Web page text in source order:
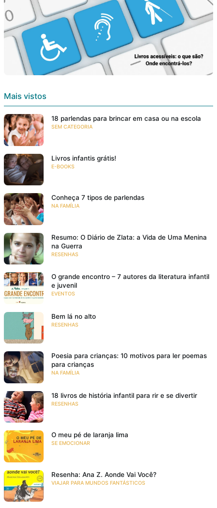
Mais vistos
18 parlendas para brincar em casa ou na escola
SEM CATEGORIA
Livros infantis grátis!
E-BOOKS
Conheça 7 tipos de parlendas
NA FAMÍLIA
Resumo: O Diário de Zlata: a Vida de Uma Menina
na Guerra
RESENHAS
O grande encontro – 7 autores da literatura infantil
e juvenil
EVENTOS
Bem lá no alto
RESENHAS
Poesia para crianças: 10 motivos para ler poemas
para crianças
NA FAMÍLIA
18 livros de história infantil para rir e se divertir
RESENHAS
O meu pé de laranja lima
SE EMOCIONAR
Resenha: Ana Z. Aonde Vai Você?
VIAJAR PARA MUNDOS FANTÁSTICOS